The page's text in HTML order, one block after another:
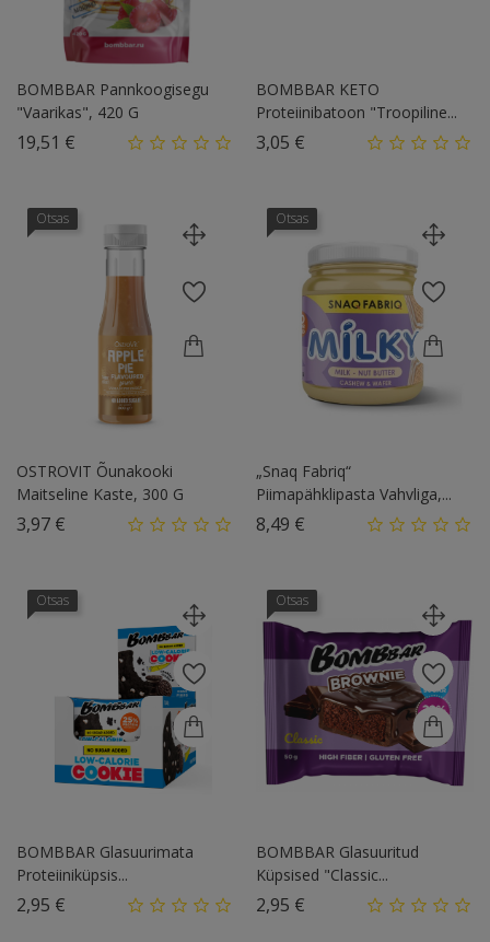
BOMBBAR Pannkoogisegu
"Vaarikas", 420 G
19,51 €
BOMBBAR KETO
Proteiinibatoon "Troopiline...
3,05 €
Otsas
OSTROVIT Õunakooki
Maitseline Kaste, 300 G
3,97 €
Otsas
„Snaq Fabriq“
Piimapähklipasta Vahvliga,...
8,49 €
Otsas
BOMBBAR Glasuurimata
Proteiiniküpsis...
2,95 €
Otsas
BOMBBAR Glasuuritud
Küpsised "Classic...
2,95 €